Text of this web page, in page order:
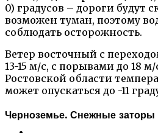
0) градусов – дороги будут
возможен туман, поэтому
соблюдать осторожность.
Ветер восточный с
13-15 м/с, с порывами до 18 м/
Ростовской области
может опускаться до -11
Черноземье. Снежные заторы